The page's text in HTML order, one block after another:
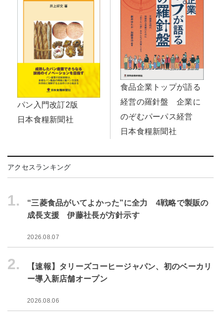
パン入門改訂2版
日本食糧新聞社
食品企業トップが語る
経営の羅針盤 企業に
のぞむパーパス経営
日本食糧新聞社
アクセスランキング
1.
“三菱食品がいてよかった”に全力 4戦略で製販の
成長支援 伊藤社長が方針示す
2026.08.07
2.
【速報】タリーズコーヒージャパン、初のベーカリ
ー導入新店舗オープン
2026.08.06